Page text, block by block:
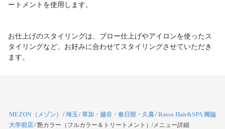
ートメントを使用します。
お仕上げのスタイリングは、ブロー仕上げやアイロンを使ったス
タイリングなど、お好みに合わせてスタイリングさせていただき
MEZON（メゾン） /埼玉/草加・越谷・春日部・久喜/Rosso Hair&SPA 獨協
大学前店/艶カラー（フルカラー＆トリートメント）/メニュー詳細